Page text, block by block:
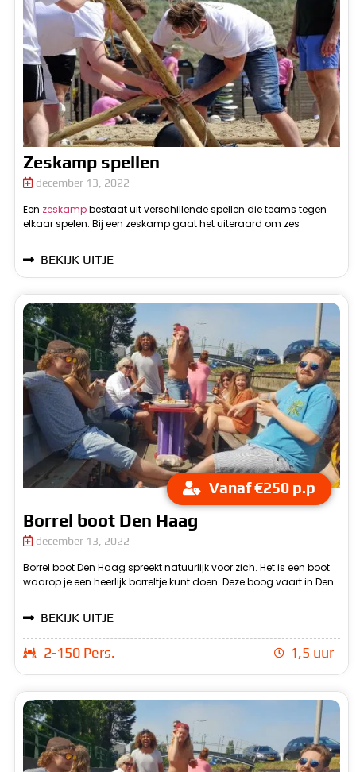
Zeskamp spellen
december 13, 2022
Een zeskampbestaat uit verschillende spellen die teams tegen
elkaar spelen. Bij een zeskamp gaat het uiteraard om zes
BEKIJK UITJE
Vanaf €250 p.p
Borrel boot Den Haag
december 13, 2022
Borrel boot Den Haag spreekt natuurlijk voor zich. Het is een boot
waarop je een heerlijk borreltje kunt doen. Deze boog vaart in Den
Haag. De borrel boot Den Haag is geschikt om je verjaardag op te
BEKIJK UITJE
2-150 Pers. 1,5 uur